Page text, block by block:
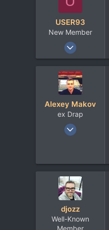
USER93
New Member
27 Сен 2008
4
Alexey Makov
ex Drap
27 Дек 2007
113
Липецк
djozz
Well-Known